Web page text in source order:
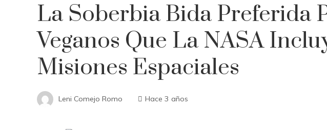
La Soberbia Bida Preferida
Veganos Que La NASA
Misiones Espaciales
Leni Comejo Romo Hace 3 años